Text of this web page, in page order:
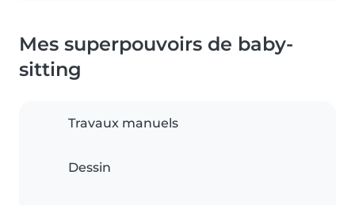
Mes superpouvoirs de baby-
sitting
Travaux manuels
Dessin